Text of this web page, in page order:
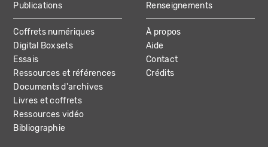
Publications
Coffrets numériques
Digital Boxsets
Essais
Ressources et références
Documents d'archives
Livres et coffrets
Ressources vidéo
Bibliographie
Renseignements
À propos
Aide
Contact
Crédits